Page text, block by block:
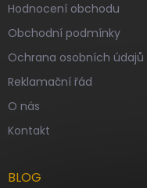
Hodnocení obchodu
Obchodní podmínky
Ochrana osobních údajů
Reklamační řád
O nás
Kontakt
BLOG